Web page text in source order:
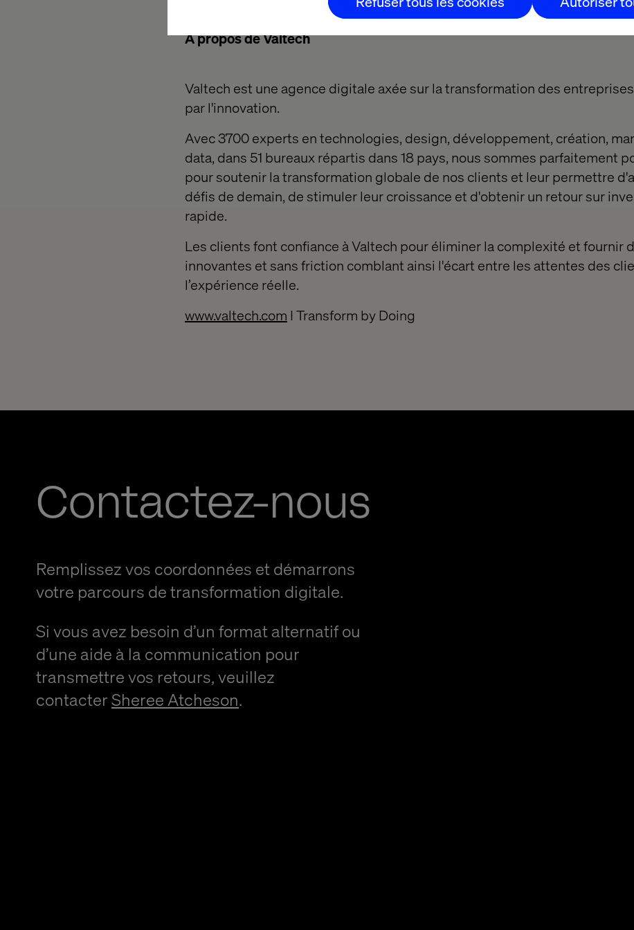
A propos de Valtech
Valtech est une agence digitale axée sur la transformation des
par l'innovation.
Avec 3700 experts en technologies, design, développement, création,
data, dans 51 bureaux répartis dans 18 pays, nous sommes parfaitement
pour soutenir la transformation globale de nos clients et leur permettre
défis de demain, de stimuler leur croissance et d'obtenir un retour sur
rapide.
Les clients font confiance à Valtech pour éliminer la complexité et fournir
innovantes et sans friction comblant ainsi l'écart entre les attentes des
l’expérience réelle.
www.valtech.com I Transform by Doing
Contactez-nous
Remplissez vos coordonnées et démarrons
votre parcours de transformation digitale.
Si vous avez besoin d’un format alternatif ou
d’une aide à la communication pour
transmettre vos retours, veuillez
contacterSheree Atcheson.